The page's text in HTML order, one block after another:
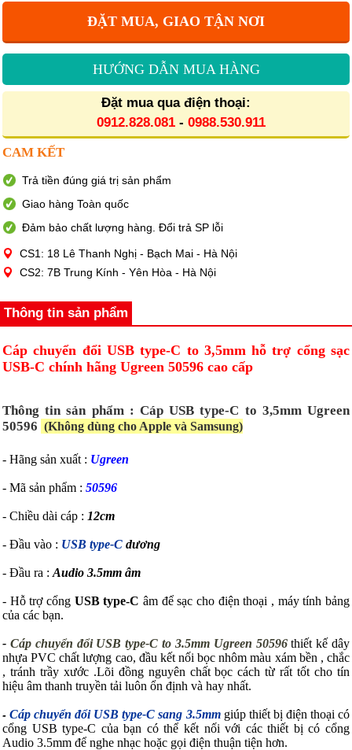
ĐẶT MUA, GIAO TẬN NƠI
HƯỚNG DẪN MUA HÀNG
Đặt mua qua điện thoại:
0912.828.081 - 0988.530.911
CAM KẾT
Trả tiền đúng giá trị sản phẩm
Giao hàng Toàn quốc
Đảm bảo chất lượng hàng. Đổi trả SP lỗi
CS1: 18 Lê Thanh Nghị - Bạch Mai - Hà Nội
CS2: 7B Trung Kính - Yên Hòa - Hà Nội
Thông tin sản phẩm
Cáp chuyển đổi USB type-C to 3,5mm hỗ trợ cổng sạc
USB-C chính hãng Ugreen 50596 cao cấp
Thông tin sản phẩm : Cáp USB type-C to 3,5mm Ugreen
50596 (Không dùng cho Apple và Samsung)
- Hãng sản xuất : Ugreen
- Mã sản phẩm : 50596
- Chiều dài cáp : 12cm
- Đầu vào : USB type-C dương
- Đầu ra : Audio 3.5mm âm
- Hỗ trợ cổng USB type-C âm để sạc cho điện thoại , máy tính bảng
của các bạn.
- Cáp chuyển đổi USB type-Cto 3.5mm Ugreen 50596thiết kế dây
nhựa PVC chất lượng cao, đầu kết nối bọc nhôm màu xám bền , chắc
, tránh trầy xước .Lõi đồng nguyên chất bọc cách từ rất tốt cho tín
hiệu âm thanh truyền tải luôn ổn định và hay nhất.
-Cáp chuyển đổi USB type-C sang 3.5mmgiúp thiết bị điện thoại có
cổng USB type-C của bạn có thể kết nối với các thiết bị có cổng
Audio 3.5mm để nghe nhạc hoặc gọi điện thuận tiện hơn.